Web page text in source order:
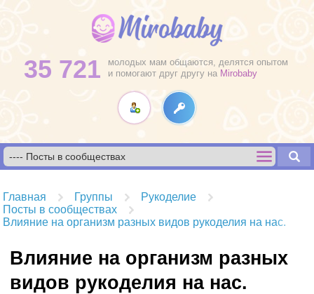
35 721
молодых мам общаются, делятся опытом
и помогают друг другу на Mirobaby
Главная Группы
Рукоделие
Посты в сообществах
Влияние на организм разных видов рукоделия на нас.
Влияние на организм разных
видов рукоделия на нас.